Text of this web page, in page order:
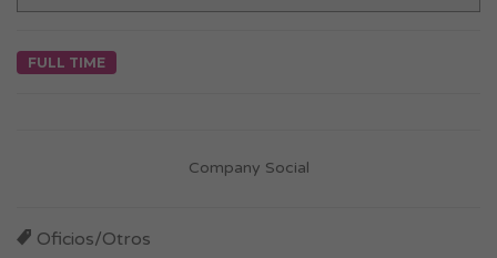
FULL TIME
Company Social
Oficios/Otros